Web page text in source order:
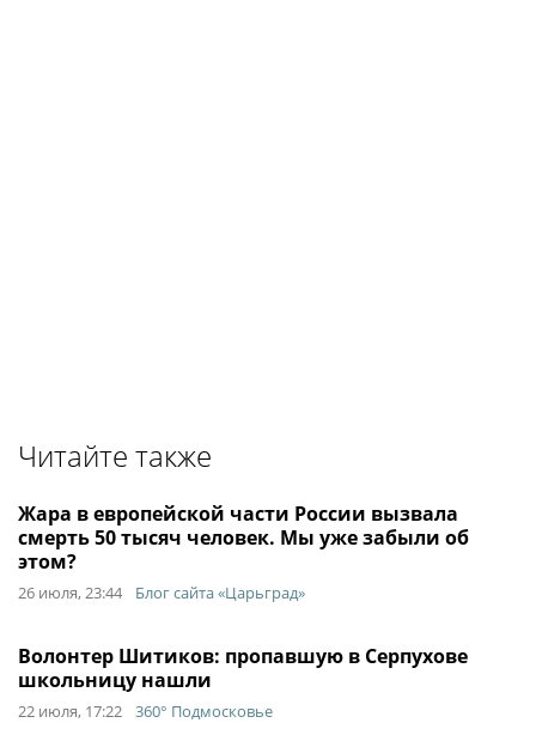
Читайте также
Жара в европейской части России вызвала
смерть 50 тысяч человек. Мы уже забыли об
этом?
26 июля, 23:44 Блог сайта «Царьград»
Волонтер Шитиков: пропавшую в Серпухове
школьницу нашли
22 июля, 17:22 360° Подмосковье